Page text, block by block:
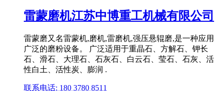
雷蒙磨机江苏中博重工机械有限公司
雷蒙磨又名雷蒙机,磨机,雷磨机,强压悬辊磨,是一种应用
广泛的磨粉设备。 广泛适用于重晶石、方解石、钾长
石、滑石、大理石、石灰石、白云石、莹石、石灰、活
性白土、活性炭、膨润 .
联系电话: 180 3780 8511